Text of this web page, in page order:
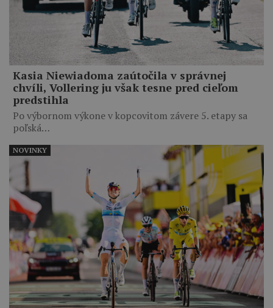
Kasia Niewiadoma zaútočila v správnej
chvíli, Vollering ju však tesne pred cieľom
predstihla
Po výbornom výkone v kopcovitom závere 5. etapy sa
poľská…
NOVINKY